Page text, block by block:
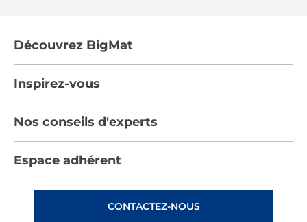
Découvrez BigMat
Devenez adhérent
Les Bâtisseurs du Sport
Inspirez-vous
Nos catalogues
Rencontres
Nos conseils d'experts
Espace adhérent
CONTACTEZ-NOUS